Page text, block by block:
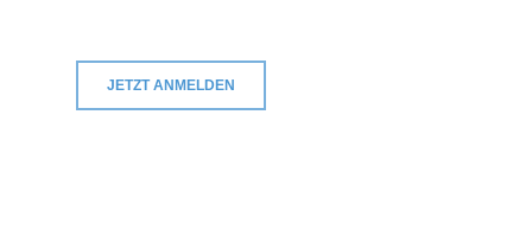
JETZT ANMELDEN